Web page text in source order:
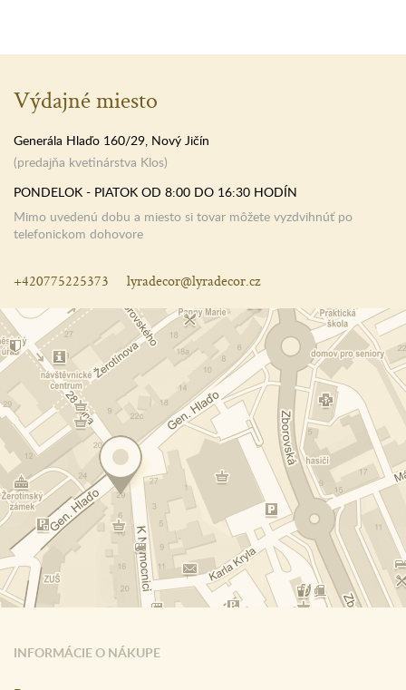
INFORMÁCIE O NÁKUPE
Výdajné miesto
Generála Hlaďo 160/29, Nový Jičín
(predajňa kvetinárstva Klos)
PONDELOK - PIATOK OD 8:00 DO 16:30 HODÍN
Mimo uvedenú dobu a miesto si tovar môžete vyzdvihnúť po
telefonickom dohovore
+420775225373 lyradecor@lyradecor.cz